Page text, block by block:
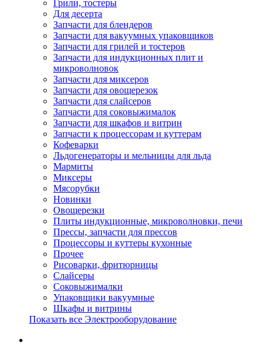
Грили, тостеры
Для десерта
Запчасти для блендеров
Запчасти для вакуумных упаковщиков
Запчасти для грилей и тостеров
Запчасти для индукционных плит и
микроволновок
Запчасти для миксеров
Запчасти для овощерезок
Запчасти для слайсеров
Запчасти для соковыжималок
Запчасти для шкафов и витрин
Запчасти к процессорам и куттерам
Кофеварки
Льдогенераторы и мельницы для льда
Мармиты
Миксеры
Мясорубки
Новинки
Овощерезки
Плиты индукционные, микроволновки, печи
Прессы, запчасти для прессов
Процессоры и куттеры кухонные
Прочее
Рисоварки, фритюрницы
Слайсеры
Соковыжималки
Упаковщики вакуумные
Шкафы и витрины
Показать все Электрооборудование